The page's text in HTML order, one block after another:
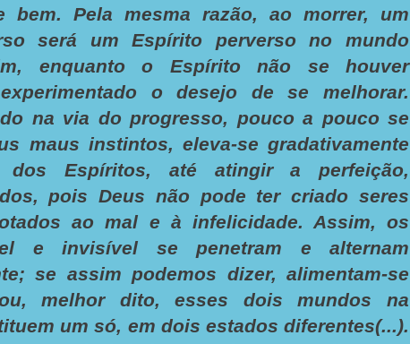
bem. Pela mesma razão, ao morrer, um
será um Espírito perverso no mundo
enquanto o Espírito não se houver
o desejo de se melhorar.
na via do progresso, pouco a pouco se
maus instintos, eleva-se gradativamente
dos Espíritos, até atingir a perfeição,
pois Deus não pode ter criado seres
ao mal e à infelicidade. Assim, os
e invisível se penetram e alternam
se assim podemos dizer, alimentam-se
melhor dito, esses dois mundos na
um só, em dois estados diferentes(...).